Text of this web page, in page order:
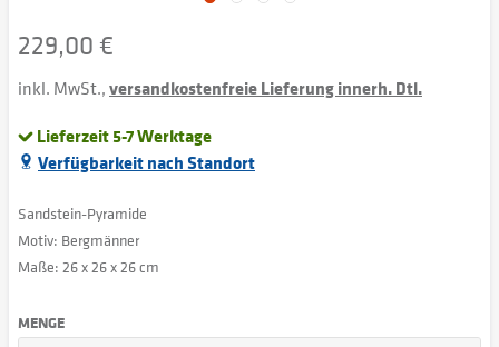
229,00 €
inkl. MwSt.,versandkostenfreie Lieferung innerh. Dtl.
Lieferzeit 5-7 Werktage
Verfügbarkeit nach Standort
Sandstein-Pyramide
Motiv: Bergmänner
Maße: 26 x 26 x 26 cm
MENGE